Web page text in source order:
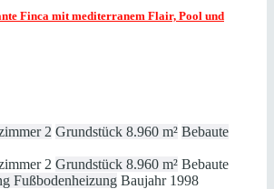
Finca mit mediterranem Flair, Pool und
2 Grundstück 8.960 m² Bebaute
2 Grundstück 8.960 m² Bebaute
Fußbodenheizung Baujahr 1998